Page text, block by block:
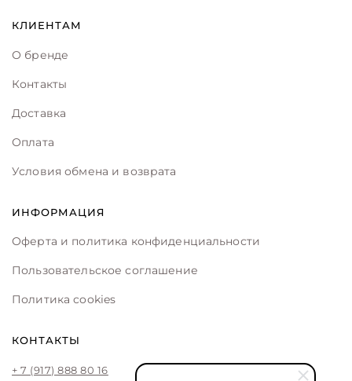
КЛИЕНТАМ
О бренде
Контакты
Доставка
Оплата
Условия обмена и возврата
ИНФОРМАЦИЯ
Оферта и политика конфиденциальности
Пользовательское соглашение
Политика cookies
КОНТАКТЫ
+ 7 (917) 888 80 16